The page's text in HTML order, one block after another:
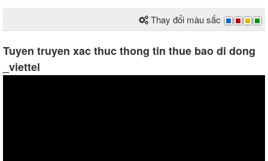
Thay đổi màu sắc
Tuyen truyen xac thuc thong tin thue bao di dong
_viettel